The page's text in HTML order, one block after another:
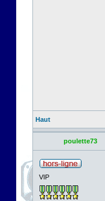
Haut
poulette73
VIP